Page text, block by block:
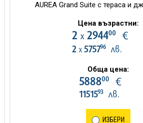
AUREA Grand Suite с тераса и
Цена възрастни:
2 х 294400€
2 х 575796лв.
Обща цена:
588800€
1151593лв.
ИЗБЕРИ